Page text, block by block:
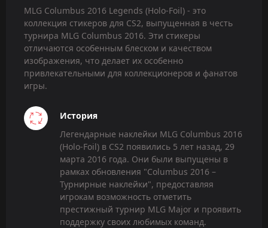
MLG Columbus 2016 Legends (Holo-Foil) - это
коллекция стикеров для CS2, выпущенная в честь
турнира MLG Columbus 2016. Эти стикеры
отличаются особенным блеском и качеством
изображения, что делает их особенно
привлекательными для коллекционеров и фанатов
игры.
История
Легендарные наклейки MLG Columbus 2016
(Holo-Foil) в CS2 появились 5 лет назад, 29
марта 2016 года. Они были выпущены в
рамках обновления "Columbus 2016 –
Турнирные наклейки", предоставляя
игрокам возможность отметить
престижный турнир MLG Major и проявить
поддержку своих любимых команд.